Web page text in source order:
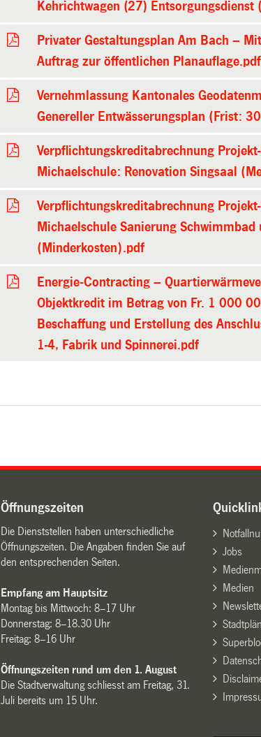
Kehrichtwagen (27) Entsorgungsdienst
Privater Gestaltungsplan Am Bach –
Auftrag zur öffentlichen Planauflage.pdf
Vernehmlassung Kantonales
Genereller Entwässerungsplan (Frist:
Verpflichtungskreditabrechnung
Michaelschule: Renovation Singsaal
Verpflichtungskreditabrechnung
Michaelschule Sanierung Schwimmbad
(Minderkosten).pdf
Energie-Contracting –
Objektkredit im Betrag von Fr. 1 000
Beschaffung und Erstellung des
1-4, Fabrik und Spinnerei.pdf
Öffnungszeiten
Die Dienststellen haben unterschiedliche
Öffnungszeiten. Die Angaben finden Sie auf
den entsprechenden Seiten.
Empfang am Hauptsitz
Montag bis Mittwoch: 8–17 Uhr
Donnerstag: 8–18.30 Uhr
Freitag: 8–16 Uhr
Öffnungszeiten rund um den 1. August
Die Stadtverwaltung schliesst am Freitag, 31.
Juli bereits um 15 Uhr.
Jobs
Medien